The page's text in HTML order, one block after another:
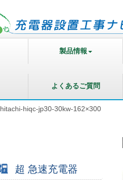
製品情報
よくあるご質問
hitachi-hiqc-jp30-30kw-162×300
超 急速充電器